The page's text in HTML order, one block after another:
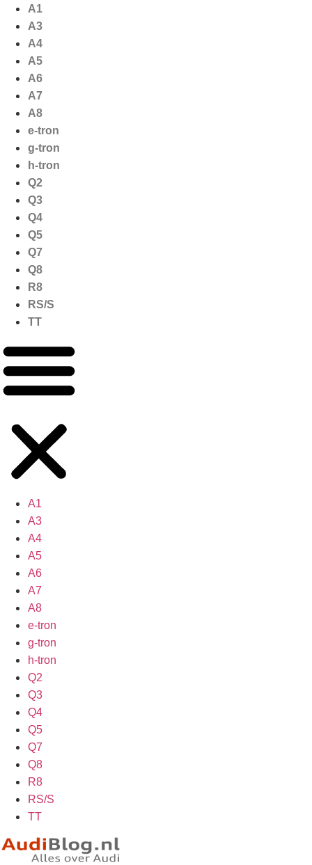
naar
inhoud
A1
A3
A4
A5
A6
A7
A8
e-tron
g-tron
h-tron
Q2
Q3
Q4
Q5
Q7
Q8
R8
RS/S
TT
A1
A3
A4
A5
A6
A7
A8
e-tron
g-tron
h-tron
Q2
Q3
Q4
Q5
Q7
Q8
R8
RS/S
TT